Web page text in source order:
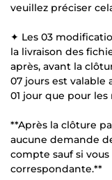
veuillez préciser
✦ Les 03
la livraison des
après, avant la
07 jours est valable
01 jour que pour
**Après la clôture
aucune demande
compte sauf si
correspondante.**